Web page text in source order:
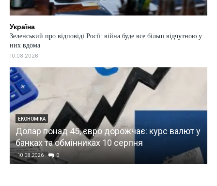
Україна
Зеленський про відповіді Росії: війна буде все більш відчутною у
них вдома
10.08.2026
у
Ізраїль відкинув план Трампа щодо Гази:
Нетаньягу вимагає “справжнього”
роззброєння ХАМАС
10.08.2026